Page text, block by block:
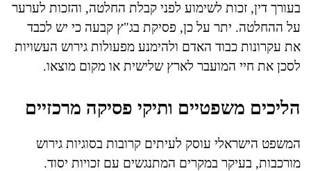
בעורך דין, זכות לשימוע לפני קבלת החלטה, והזכות לערער
על ההחלטה. יתר על כן, פסיקת בג"ץ קבעה כי יש לכבד
את עקרונות כבוד האדם ולהימנע מפעולות גירוש העשויות
לסכן את חיי המועבר לארץ שלישית או מקום מוצאו.
הליכים משפטיים ותיקי פסיקה מרכזיים
המשפט הישראלי עוסק לעיתים קרובות בסוגיות גירוש
מורכבות, בעיקר במקרים המתנגשים עם זכויות יסוד.